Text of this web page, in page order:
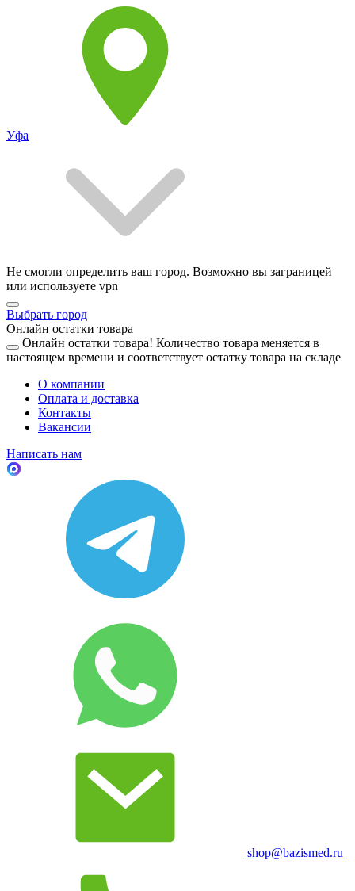
Уфа
Не смогли определить ваш город. Возможно вы заграницей
или используете vpn
Выбрать город
Онлайн остатки товара
Онлайн остатки товара! Количество товара меняется в
настоящем времени и соответствует остатку товара на складе
О компании
Оплата и доставка
Контакты
Вакансии
Написать нам
shop@bazismed.ru